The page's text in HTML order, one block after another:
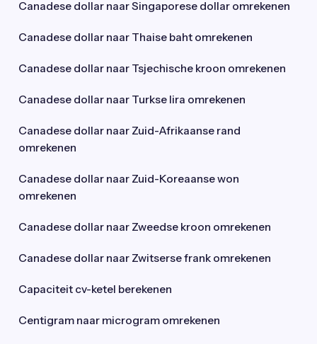
Canadese dollar naar Singaporese dollar omrekenen
Canadese dollar naar Thaise baht omrekenen
Canadese dollar naar Tsjechische kroon omrekenen
Canadese dollar naar Turkse lira omrekenen
Canadese dollar naar Zuid-Afrikaanse rand
omrekenen
Canadese dollar naar Zuid-Koreaanse won
omrekenen
Canadese dollar naar Zweedse kroon omrekenen
Canadese dollar naar Zwitserse frank omrekenen
Capaciteit cv-ketel berekenen
Centigram naar microgram omrekenen